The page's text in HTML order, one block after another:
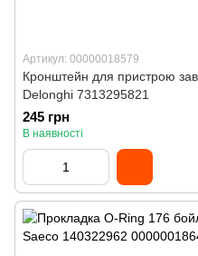
Артикул: 00000018579
Кронштейн для пристрою
Delonghi 7313295821
245 грн
В наявності